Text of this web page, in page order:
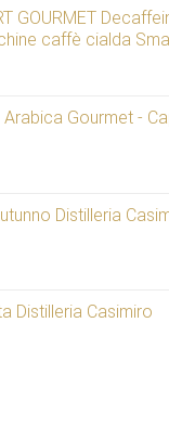
GOURMET
caffè cialda
Arabica Gourmet -
Distilleria
Distilleria Casimiro